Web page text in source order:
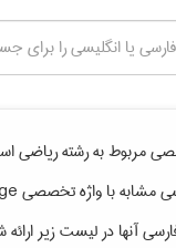
مربوط به رشتهرياضی
مشابه با واژه تخصصی
آنها در لیست زیر ارائه